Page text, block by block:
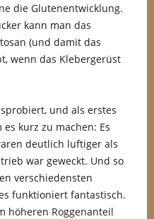
die Glutenentwicklung.
kann man das
(und damit das
wenn das Klebergerüst
und als erstes
kurz zu machen: Es
deutlich luftiger als
war geweckt. Und so
verschiedensten
funktioniert fantastisch.
höheren Roggenanteil